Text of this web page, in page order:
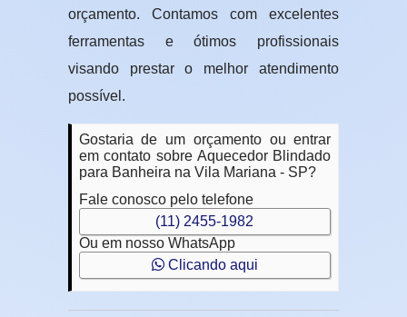
orçamento. Contamos com excelentes
ferramentas e ótimos profissionais
visando prestar o melhor atendimento
possível.
Gostaria de um orçamento ou entrar
em contato sobre Aquecedor Blindado
para Banheira na Vila Mariana - SP?
Fale conosco pelo telefone
(11) 2455-1982
Ou em nosso WhatsApp
Clicando aqui